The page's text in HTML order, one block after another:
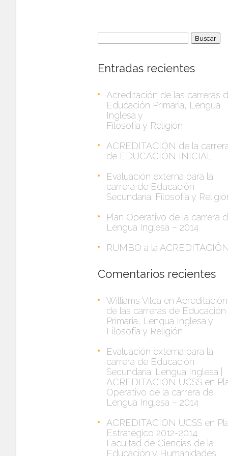
Entradas recientes
Acreditación de las carreras
Educación Primaria, Lengua
Inglesa y
Filosofía y Religión
ACREDITACIÓN de la
de EDUCACIÓN INICIAL
Evaluación externa para la
carrera de Educación
Secundaria: Filosofía y
Plan Operativo de la carrera
Lengua Inglesa – 2014
RUMBO a la ACREDITACIÓN
Comentarios recientes
Williams Vilca en Acreditación
de las carreras de Educación
Primaria, Lengua Inglesa y
Filosofía y Religión
Evaluación externa para la
carrera de Educación
Secundaria: Lengua Inglesa |
ACREDITACION UCSS en
Operativo de la carrera de
Lengua Inglesa – 2014
ACREDITACION UCSS en
Estratégico 2012-2014
Facultad de Ciencias de la
Educación y Humanidades